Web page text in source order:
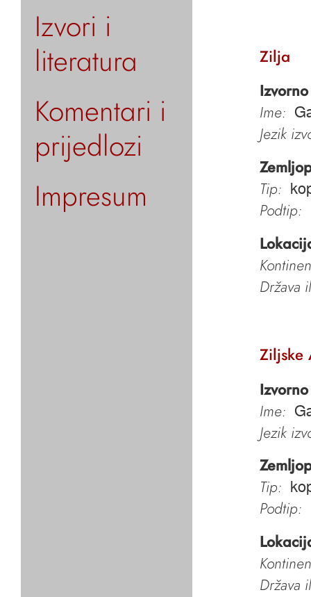
Izvori i
literatura
Komentari i
prijedlozi
Impresum
Zilja
Ime:
Jezik
Tip:
Podtip:
Država
Ziljske
Ime:
Jezik
Tip:
Podtip:
Država